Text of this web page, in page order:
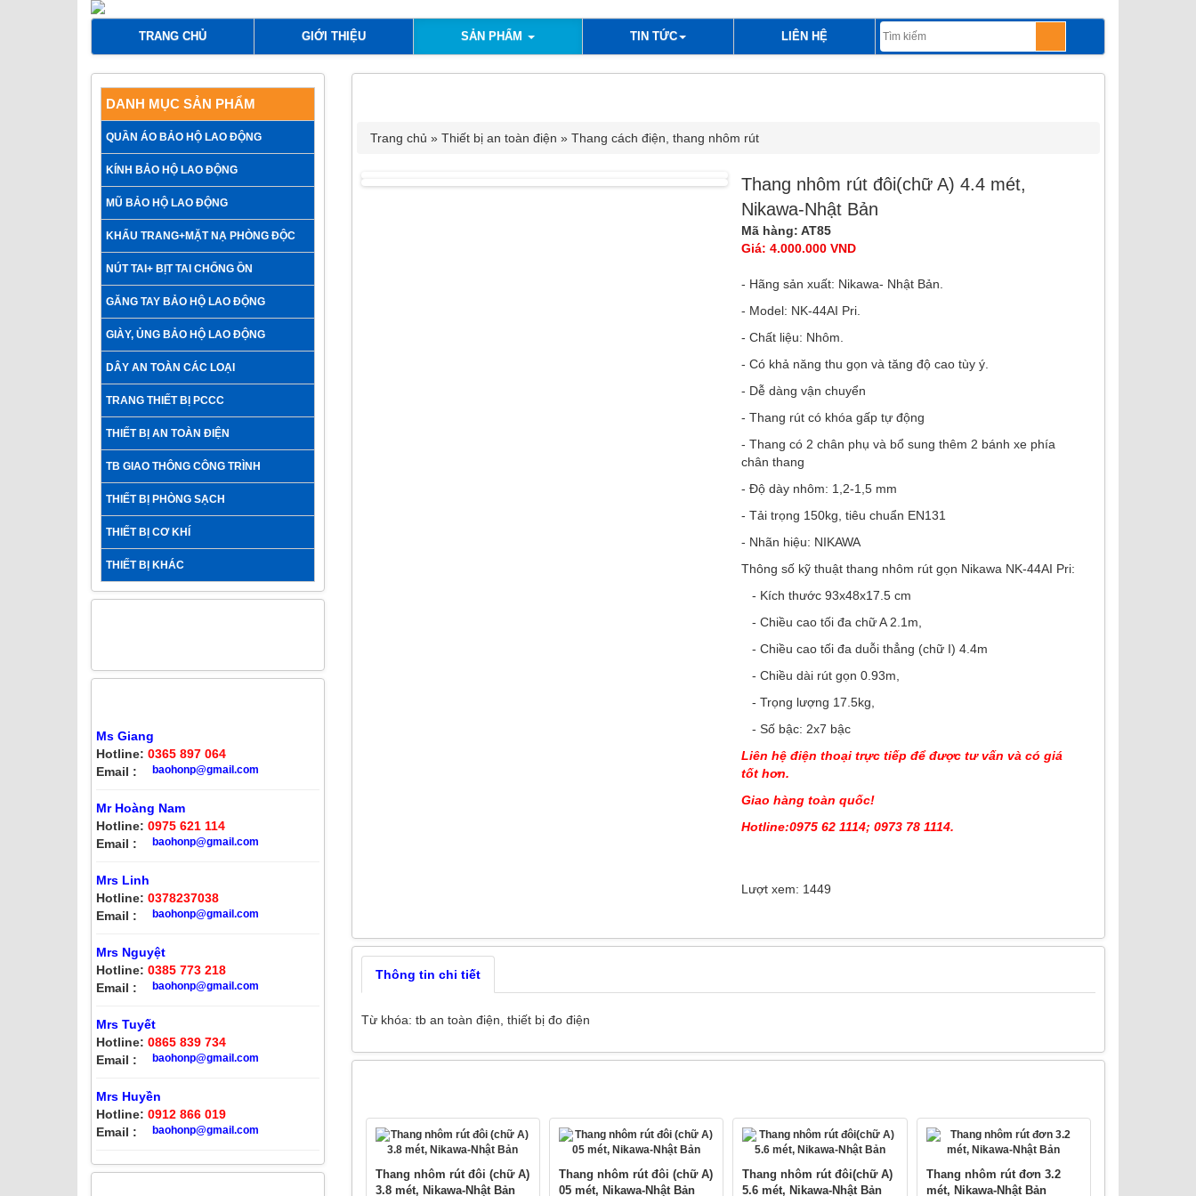
TRANG CHỦ GIỚI THIỆU SẢN PHẨM TIN TỨC LIÊN HỆ
DANH MỤC SẢN PHẨM
QUẦN ÁO BẢO HỘ LAO ĐỘNG
KÍNH BẢO HỘ LAO ĐỘNG
MŨ BẢO HỘ LAO ĐỘNG
KHẨU TRANG+MẶT NẠ PHÒNG ĐỘC
NÚT TAI+ BỊT TAI CHỐNG ỒN
GĂNG TAY BẢO HỘ LAO ĐỘNG
GIÀY, ỦNG BẢO HỘ LAO ĐỘNG
DÂY AN TOÀN CÁC LOẠI
TRANG THIẾT BỊ PCCC
THIẾT BỊ AN TOÀN ĐIỆN
TB GIAO THÔNG CÔNG TRÌNH
THIẾT BỊ PHÒNG SẠCH
THIẾT BỊ CƠ KHÍ
THIẾT BỊ KHÁC
Ms Giang
Hotline: 0365 897 064
Email :
baohonp@gmail.com
Mr Hoàng Nam
Hotline: 0975 621 114
Email :
baohonp@gmail.com
Mrs Linh
Hotline: 0378237038
Email :
baohonp@gmail.com
Mrs Nguyệt
Hotline: 0385 773 218
Email :
baohonp@gmail.com
Mrs Tuyết
Hotline: 0865 839 734
Email :
baohonp@gmail.com
Mrs Huyền
Hotline: 0912 866 019
Email :
baohonp@gmail.com
Trang chủ » Thiết bị an toàn điện » Thang cách điện, thang nhôm rút
Thang nhôm rút đôi(chữ A) 4.4 mét,
Nikawa-Nhật Bản
Mã hàng: AT85
Giá: 4.000.000 VND
- Hãng sản xuất: Nikawa- Nhật Bản.
- Model: NK-44AI Pri.
- Chất liệu: Nhôm.
- Có khả năng thu gọn và tăng độ cao tùy ý.
- Dễ dàng vận chuyển
- Thang rút có khóa gấp tự động
- Thang có 2 chân phụ và bổ sung thêm 2 bánh xe phía
chân thang
- Độ dày nhôm: 1,2-1,5 mm
- Tải trọng 150kg, tiêu chuẩn EN131
- Nhãn hiệu: NIKAWA
Thông số kỹ thuật thang nhôm rút gọn Nikawa NK-44AI Pri:
- Kích thước 93x48x17.5 cm
- Chiều cao tối đa chữ A 2.1m,
- Chiều cao tối đa duỗi thẳng (chữ I) 4.4m
- Chiều dài rút gọn 0.93m,
- Trọng lượng 17.5kg,
- Số bậc: 2x7 bậc
Liên hệ điện thoại trực tiếp để được tư vấn và có giá
tốt hơn.
Giao hàng toàn quốc!
Hotline:0975 62 1114; 0973 78 1114.
Lượt xem: 1449
Thông tin chi tiết
Từ khóa: tb an toàn điện thiết bị đo điện
Thang nhôm rút đôi (chữ A)
3.8 mét, Nikawa-Nhật Bản
Thang nhôm rút đôi (chữ A)
05 mét, Nikawa-Nhật Bản
Thang nhôm rút đôi(chữ A)
5.6 mét, Nikawa-Nhật Bản
Thang nhôm rút đơn 3.2
mét, Nikawa-Nhật Bản